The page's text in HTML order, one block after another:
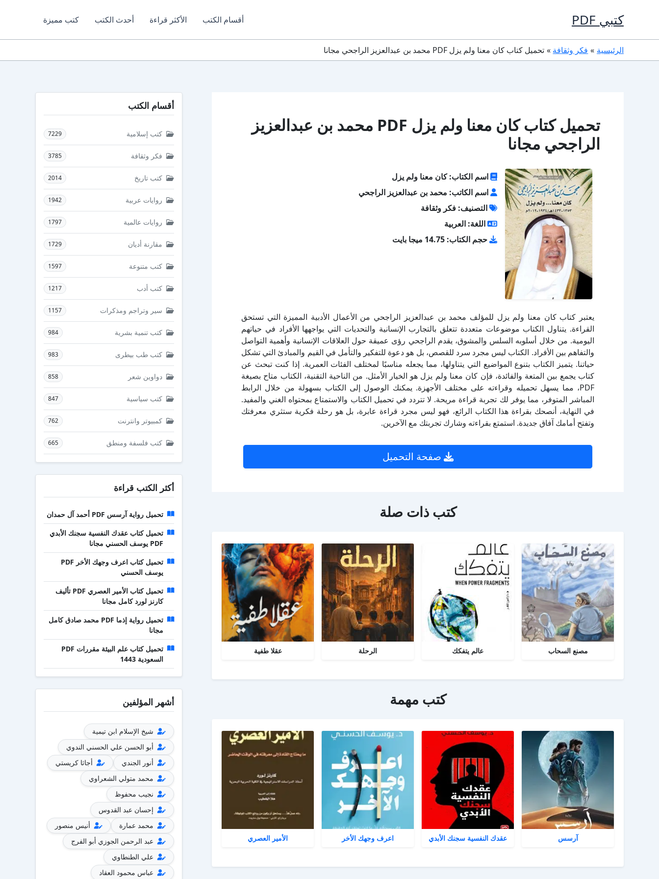
كتبي PDF أقسام الكتب الأكثر قراءة أحدث الكتب كتب مميزة
الرئيسية فكر وثقافة تحميل كتاب كان معنا ولم يزل PDF محمد بن عبدالعزيز الراجحي مجانا
تحميل كتاب كان معنا ولم يزل PDF محمد بن عبدالعزيز
الراجحي مجانا
اسم الكتاب: كان معنا ولم يزل
اسم الكاتب: محمد بن عبدالعزيز الراجحي
التصنيف: فكر وثقافة
اللغة: العربية
حجم الكتاب: 14.75 ميجا بايت
يعتبر كتاب كان معنا ولم يزل للمؤلف محمد بن عبدالعزيز الراجحي من الأعمال الأدبية المميزة التي تستحق
القراءة. يتناول الكتاب موضوعات متعددة تتعلق بالتجارب الإنسانية والتحديات التي يواجهها الأفراد في حياتهم
اليومية. من خلال أسلوبه السلس والمشوق، يقدم الراجحي رؤى عميقة حول العلاقات الإنسانية وأهمية التواصل
والتفاهم بين الأفراد. الكتاب ليس مجرد سرد للقصص، بل هو دعوة للتفكير والتأمل في القيم والمبادئ التي تشكل
حياتنا. يتميز الكتاب بتنوع المواضيع التي يتناولها، مما يجعله مناسبًا لمختلف الفئات العمرية. إذا كنت تبحث عن
كتاب يجمع بين المتعة والفائدة، فإن كان معنا ولم يزل هو الخيار الأمثل. من الناحية التقنية، الكتاب متاح بصيغة
PDF، مما يسهل تحميله وقراءته على مختلف الأجهزة. يمكنك الوصول إلى الكتاب بسهولة من خلال الرابط
المباشر المتوفر، مما يوفر لك تجربة قراءة مريحة. لا تتردد في تحميل الكتاب والاستمتاع بمحتواه الغني والمفيد.
في النهاية، أنصحك بقراءة هذا الكتاب الرائع، فهو ليس مجرد قراءة عابرة، بل هو رحلة فكرية ستثري معرفتك
وتفتح أمامك آفاق جديدة. استمتع بقراءته وشارك تجربتك مع الآخرين.
صفحة التحميل
كتب ذات صلة
مصنع السحاب عالم يتفكك الرحلة عقلا طفية
كتب مهمة
آرسس عقدك النفسية سجنك الأبدي اعرف وجهك الأخر الأمير العصري
أقسام الكتب
كتب إسلامية 7229
فكر وثقافة 3785
كتب تاريخ 2014
روايات عربية 1942
روايات عالمية 1797
مقارنة أديان 1729
كتب متنوعة 1597
كتب أدب 1217
سير وتراجم ومذكرات 1157
كتب تنمية بشرية 984
كتب طب بيطرى 983
دواوين شعر 858
كتب سياسية 847
كمبيوتر وانترنت 762
كتب فلسفة ومنطق 665
أكثر الكتب قراءة
تحميل رواية آرسس PDF أحمد آل حمدان
تحميل كتاب عقدك النفسية سجنك الأبدي
PDF يوسف الحسني مجانا
تحميل كتاب اعرف وجهك الأخر PDF
يوسف الحسني
تحميل كتاب الأمير العصري PDF تأليف
كارنز لورد كامل مجانا
تحميل رواية إذما PDF محمد صادق كامل
مجانا
تحميل كتاب علم البيئة مقررات PDF
السعودية 1443
أشهر المؤلفين
شيخ الإسلام ابن تيمية
أبو الحسن علي الحسني الندوي
أنور الجندي
أجاثا كريستي
محمد متولي الشعراوي
نجيب محفوظ
إحسان عبد القدوس
محمد عمارة
أنيس منصور
عبد الرحمن الجوزي أبو الفرج
علي الطنطاوي
عباس محمود العقاد